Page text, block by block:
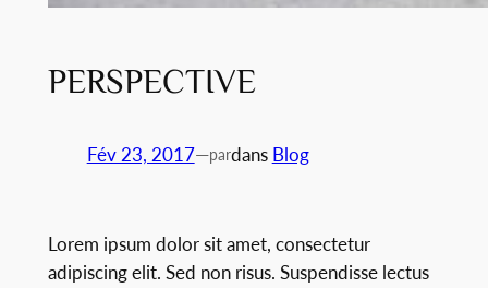
PERSPECTIVE
Fév 23, 2017—pardans Blog
Lorem ipsum dolor sit amet, consectetur
adipiscing elit. Sed non risus. Suspendisse lectus